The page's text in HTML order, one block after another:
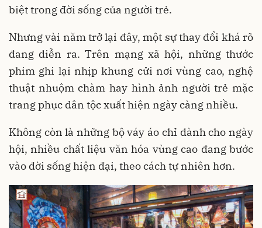
biệt trong đời sống của người trẻ.
Nhưng vài năm trở lại đây, một sự thay đổi khá rõ
đang diễn ra. Trên mạng xã hội, những thước
phim ghi lại nhịp khung cửi nơi vùng cao, nghệ
thuật nhuộm chàm hay hình ảnh người trẻ mặc
trang phục dân tộc xuất hiện ngày càng nhiều.
Không còn là những bộ váy áo chỉ dành cho ngày
hội, nhiều chất liệu văn hóa vùng cao đang bước
vào đời sống hiện đại, theo cách tự nhiên hơn.